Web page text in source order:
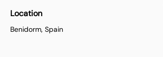
Location
Benidorm, Spain